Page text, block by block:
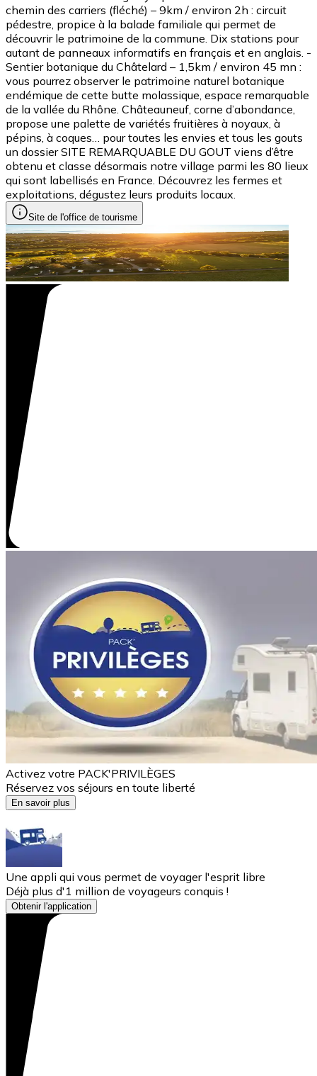
chemin des carriers (fléché) – 9km / environ 2h : circuit
pédestre, propice à la balade familiale qui permet de
découvrir le patrimoine de la commune. Dix stations pour
autant de panneaux informatifs en français et en anglais. -
Sentier botanique du Châtelard – 1,5km / environ 45 mn :
vous pourrez observer le patrimoine naturel botanique
endémique de cette butte molassique, espace remarquable
de la vallée du Rhône. Châteauneuf, corne d’abondance,
propose une palette de variétés fruitières à noyaux, à
pépins, à coques… pour toutes les envies et tous les gouts
un dossier SITE REMARQUABLE DU GOUT viens d’être
obtenu et classe désormais notre village parmi les 80 lieux
qui sont labellisés en France. Découvrez les fermes et
exploitations, dégustez leurs produits locaux.
Site de l'office de tourisme
Activez votre PACK'PRIVILÈGES
Réservez vos séjours en toute liberté
En savoir plus
Une appli qui vous permet de voyager l'esprit libre
Déjà plus d'1 million de voyageurs conquis !
Obtenir l'application